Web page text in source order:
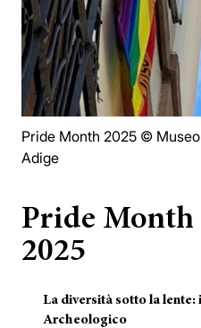
Pride Month 2025 ©
Adige
Pride Month
2025
La diversità sotto la
Archeologico